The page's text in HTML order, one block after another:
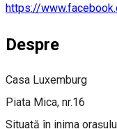
https://
Despre
Casa Luxemburg
Piata Mica, nr.16
Situată în inima